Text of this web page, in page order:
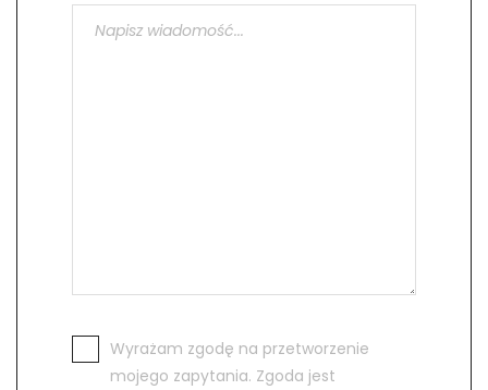
Wyrażam zgodę na przetworzenie
mojego zapytania. Zgoda jest